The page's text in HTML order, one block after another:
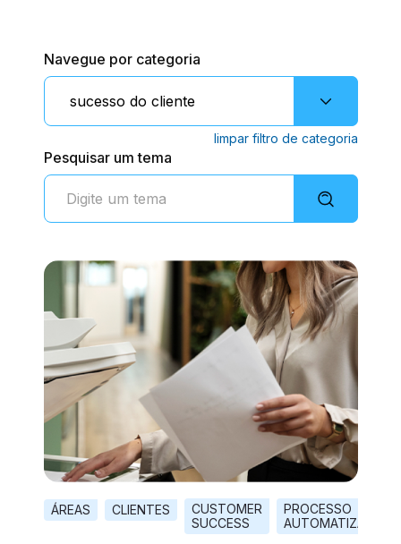
Navegue por categoria
limpar filtro de categoria
Pesquisar um tema
ÁREAS CLIENTES
CUSTOMER
SUCCESS
PROCESSO
AUTOMATIZADO